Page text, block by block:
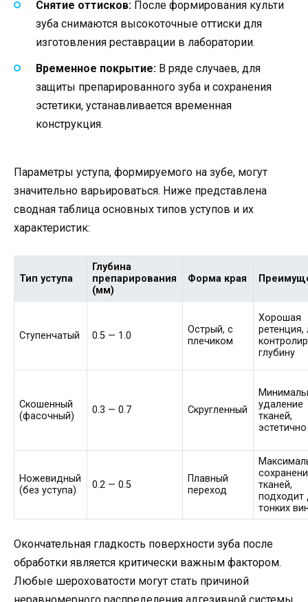
Снятие оттисков: После формирования культи
зуба снимаются высокоточные оттиски для
изготовления реставрации в лаборатории.
Временное покрытие: В ряде случаев, для
защиты препарированного зуба и сохранения
эстетики, устанавливается временная
конструкция.
Параметры уступа, формируемого на зубе, могут
значительно варьироваться. Ниже представлена
сводная таблица основных типов уступов и их
характеристик:
Тип уступа
Глубина
препарирования
(мм)
Форма края
Ступенчатый 0.5 — 1.0
Острый, с
плечиком
Хорошая
ретенция,
глубину
Скошенный
(фасочный)
0.3 — 0.7 Скругленный
удаление
тканей,
эстетично
Ножевидный
(без уступа)
0.2 — 0.5
Плавный
переход
тканей,
подходит
тонких
Окончательная гладкость поверхности зуба после
обработки является критически важным фактором.
Любые шероховатости могут стать причиной